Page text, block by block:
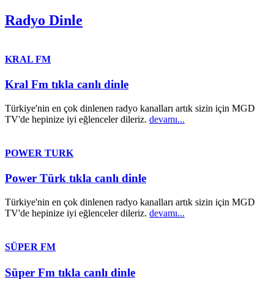
Radyo Dinle
KRAL FM
Kral Fm tıkla canlı dinle
Türkiye'nin en çok dinlenen radyo kanalları artık sizin için MGD
TV'de hepinize iyi eğlenceler dileriz. devamı...
POWER TURK
Power Türk tıkla canlı dinle
Türkiye'nin en çok dinlenen radyo kanalları artık sizin için MGD
TV'de hepinize iyi eğlenceler dileriz. devamı...
SÜPER FM
Süper Fm tıkla canlı dinle